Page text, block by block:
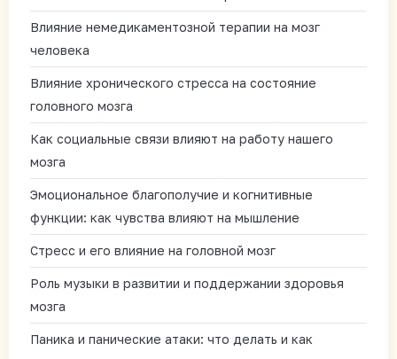
Влияние немедикаментозной терапии на мозг
человека
Влияние хронического стресса на состояние
головного мозга
Как социальные связи влияют на работу нашего
мозга
Эмоциональное благополучие и когнитивные
функции: как чувства влияют на мышление
Стресс и его влияние на головной мозг
Роль музыки в развитии и поддержании здоровья
мозга
Паника и панические атаки: что делать и как